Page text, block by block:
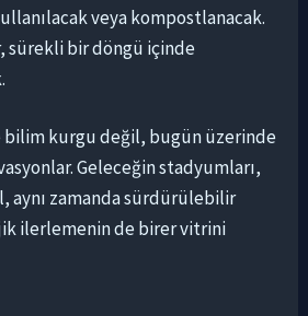
veya kompostlanacak.
sürekli bir döngü içinde
bilim kurgu değil, bugün üzerinde
Geleceğin stadyumları,
aynı zamanda sürdürülebilir
ilerlemenin de birer vitrini